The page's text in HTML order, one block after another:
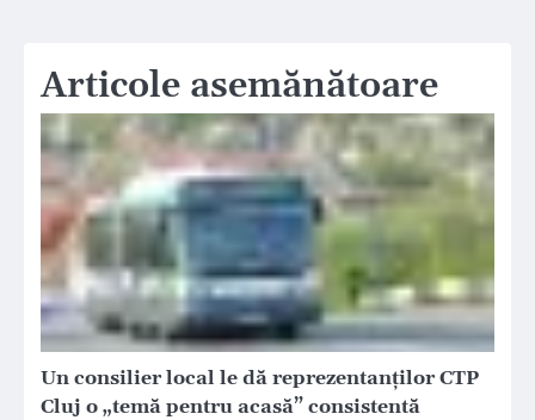
Articole asemănătoare
Un consilier local le dă reprezentanților CTP
Cluj o „temă pentru acasă” consistentă